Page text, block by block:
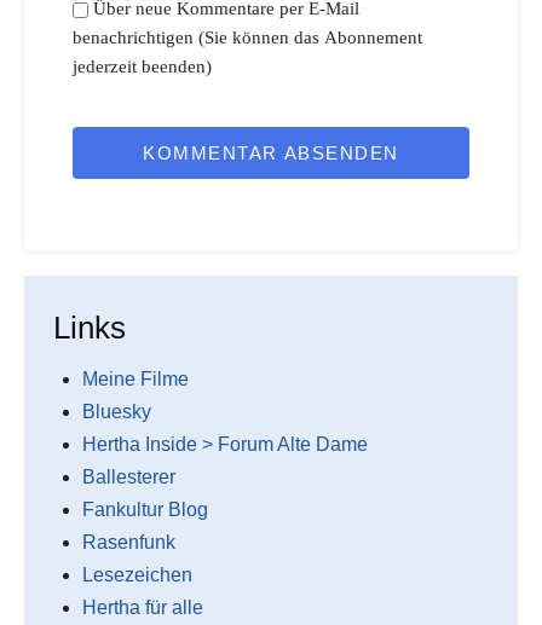
Über neue Kommentare per E-Mail
benachrichtigen (Sie können das Abonnement
jederzeit beenden)
KOMMENTAR ABSENDEN
Links
Meine Filme
Bluesky
Hertha Inside > Forum Alte Dame
Ballesterer
Fankultur Blog
Rasenfunk
Lesezeichen
Hertha für alle